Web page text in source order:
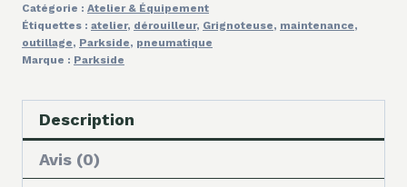
Catégorie : Atelier & Équipement
Étiquettes : atelier, dérouilleur, Grignoteuse, maintenance,
outillage, Parkside, pneumatique
Marque : Parkside
Description
Avis (0)